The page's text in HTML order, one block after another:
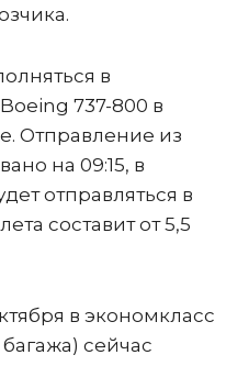
в
737-800 в
Отправление из
на 09:15, в
отправляться в
составит от 5,5
в экономкласс
сейчас